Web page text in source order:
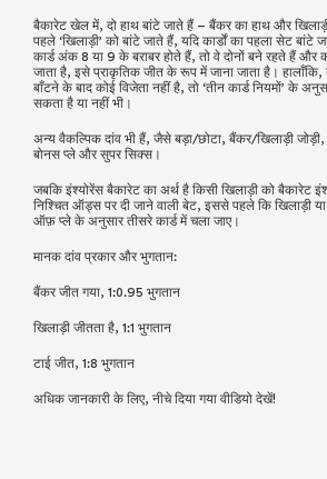
बैकारेट खेल में, दो हाथ बांटे जाते हैं – बैंकर का हाथ और
पहले ‘खिलाड़ी’ को बांटे जाते हैं, यदि कार्डों का पहला सेट बांटे
कार्ड अंक 8 या 9 के बराबर होते हैं, तो वे दोनों बने रहते हैं और
जाता है, इसे प्राकृतिक जीत के रूप में जाना जाता है। हालाँकि,
बाँटने के बाद कोई विजेता नहीं है, तो ‘तीन कार्ड नियमों’ के
सकता है या नहीं भी।
अन्य वैकल्पिक दांव भी हैं, जैसे बड़ा/छोटा, बैंकर/खिलाड़ी जोड़ी,
बोनस प्ले और सुपर सिक्स।
जबकि इंश्योरेंस बैकारेट का अर्थ है किसी खिलाड़ी को बैकारेट
निश्चित ऑड्स पर दी जाने वाली बेट, इससे पहले कि खिलाड़ी
ऑफ़ प्ले के अनुसार तीसरे कार्ड में चला जाए।
मानक दांव प्रकार और भुगतान:
बैंकर जीत गया, 1:0.95 भुगतान
खिलाड़ी जीतता है, 1:1 भुगतान
टाई जीत, 1:8 भुगतान
अधिक जानकारी के लिए, नीचे दिया गया वीडियो देखें!